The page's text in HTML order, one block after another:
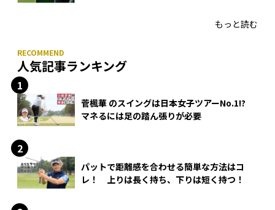
もっと読む
人気記事ランキング
菅楓華 のスイングは日本女子ツアーNo.1!?
マネるには足の踏ん張りが必要
パットで距離感を合わせる簡単な方法はコ
レ！ 上りは長く持ち、下りは短く持つ！